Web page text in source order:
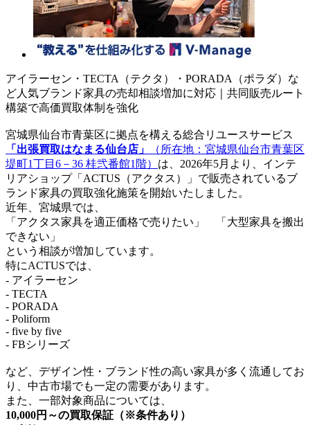
アイラーセン・TECTA（テクタ）・PORADA（ポラダ）な
ど人気ブランド家具の売却相談増加に対応｜共同販売ルート
構築で高価買取体制を強化
宮城県仙台市青葉区に拠点を構える総合リユースサービス
「出張買取はなまる仙台店」
（所在地：宮城県仙台市青葉区
堤町1丁目6－36 桂弐番館1階） は、2026年5月より、インテ
リアショップ「ACTUS（アクタス）」で販売されているブ
ランド家具の買取強化施策を開始いたしました。
近年、宮城県では、
「アクタス家具を適正価格で売りたい」 「大型家具を搬出
できない」
という相談が増加しています。
特にACTUSでは、
- アイラーセン
- TECTA
- PORADA
- Poliform
- five by five
- FBシリーズ
など、デザイン性・ブランド性の高い家具が多く流通してお
り、中古市場でも一定の需要があります。
また、一部対象商品については、
10,000円～の買取保証（※条件あり）